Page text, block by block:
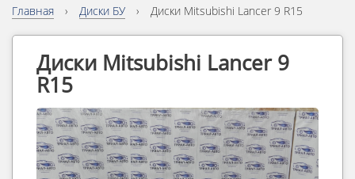
Главная › Диски БУ › Диски Mitsubishi Lancer 9 R15
Диски Mitsubishi Lancer 9
R15